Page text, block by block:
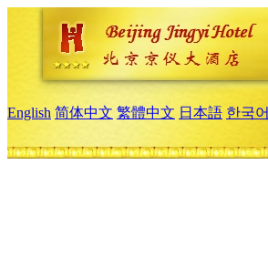
English 简体中文 繁體中文 日本語 한국어